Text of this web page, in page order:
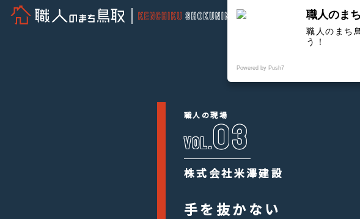
職人の現場
VOL.03
株式会社米澤建設
手を抜かない
職人のま
職人のまち
う！
Powered by Push7